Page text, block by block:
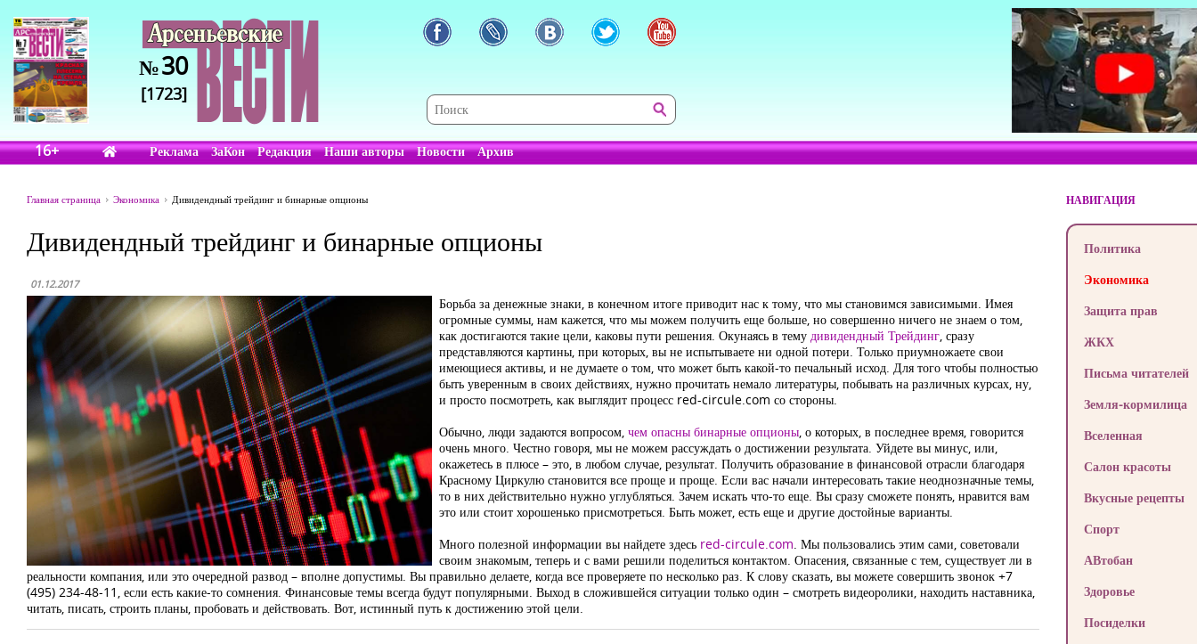
№30
[1723]
16+ Реклама ЗаКон Редакция Наши авторы Новости Архив
Главная страница Экономика Дивидендный трейдинг и бинарные опционы
Дивидендный трейдинг и бинарные опционы
01.12.2017
Борьба за денежные знаки, в конечном итоге приводит нас к тому, что мы становимся зависимыми. Имея
огромные суммы, нам кажется, что мы можем получить еще больше, но совершенно ничего не знаем о том,
как достигаются такие цели, каковы пути решения. Окунаясь в тему дивидендный Трейдинг, сразу
представляются картины, при которых, вы не испытываете ни одной потери. Только приумножаете свои
имеющиеся активы, и не думаете о том, что может быть какой-то печальный исход. Для того чтобы полностью
быть уверенным в своих действиях, нужно прочитать немало литературы, побывать на различных курсах, ну,
и просто посмотреть, как выглядит процесс red-circule.com со стороны.
Обычно, люди задаются вопросом, чем опасны бинарные опционы, о которых, в последнее время, говорится
очень много. Честно говоря, мы не можем рассуждать о достижении результата. Уйдете вы минус, или,
окажетесь в плюсе – это, в любом случае, результат. Получить образование в финансовой отрасли благодаря
Красному Циркулю становится все проще и проще. Если вас начали интересовать такие неоднозначные темы,
то в них действительно нужно углубляться. Зачем искать что-то еще. Вы сразу сможете понять, нравится вам
это или стоит хорошенько присмотреться. Быть может, есть еще и другие достойные варианты.
Много полезной информации вы найдете здесь red-circule.com. Мы пользовались этим сами, советовали
своим знакомым, теперь и с вами решили поделиться контактом. Опасения, связанные с тем, существует ли в
реальности компания, или это очередной развод – вполне допустимы. Вы правильно делаете, когда все проверяете по несколько раз. К слову сказать, вы можете совершить звонок +7
(495) 234-48-11, если есть какие-то сомнения. Финансовые темы всегда будут популярными. Выход в сложившейся ситуации только один – смотреть видеоролики, находить наставника,
читать, писать, строить планы, пробовать и действовать. Вот, истинный путь к достижению этой цели.
НАВИГАЦИЯ
Политика
Экономика
Защита прав
ЖКХ
Письма читателей
Земля-кормилица
Вселенная
Салон красоты
Вкусные рецепты
Спорт
АВтобан
Здоровье
Посиделки